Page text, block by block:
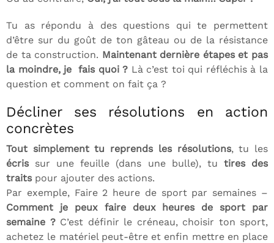
Tu as répondu à des questions qui te permettent
d’être sur du goût de ton gâteau ou de la résistance
de ta construction. Maintenant dernière étapes et pas
la moindre, je fais quoi ? Là c’est toi qui réfléchis à la
question et comment on fait ça ?
Décliner ses résolutions en action
concrètes
Tout simplement tu reprends les résolutions, tu les
écrissur une feuille (dans une bulle), tu tires des
traitspour ajouter des actions.
Par exemple, Faire 2 heure de sport par semaines –
Comment je peux faire deux heures de sport par
semaine ?C’est définir le créneau, choisir ton sport,
achetez le matériel peut-être et enfin mettre en place